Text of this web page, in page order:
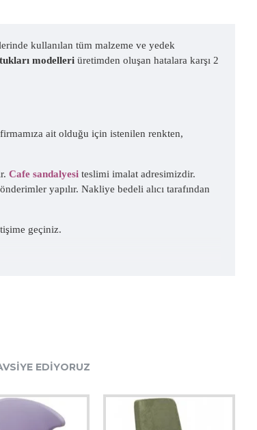
kullanılan tüm malzeme ve yedek
modelleri üretimden oluşan hatalara karşı 2
ait olduğu için istenilen renkten,
Cafe sandalyesi teslimi imalat adresimizdir.
yapılır. Nakliye bedeli alıcı tarafından
geçiniz.
EDIYORUZ